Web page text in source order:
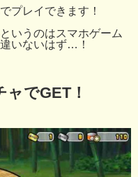
でプレイできます！
いうのはスマホゲーム
いないはず…！
でGET！